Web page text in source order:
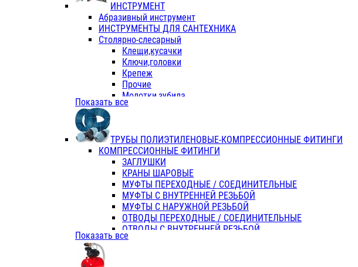
ИНСТРУМЕНТ
Абразивный инструмент
ИНСТРУМЕНТЫ ДЛЯ САНТЕХНИКА
Столярно-слесарный
Клещи,кусачки
Ключи,головки
Крепеж
Прочие
Молотки,зубила
Пассатижи,тонкогубцы,утконосы
Отвертки
Хоз. инвентарь
ЭЛ. ИНСТРУМЕНТ OASIS
Показать все
ТРУБЫ ПОЛИЭТИЛЕНОВЫЕ-КОМПРЕССИОННЫЕ ФИТИНГИ
КОМПРЕССИОННЫЕ ФИТИНГИ
ЗАГЛУШКИ
КРАНЫ ШАРОВЫЕ
МУФТЫ ПЕРЕХОДНЫЕ / СОЕДИНИТЕЛЬНЫЕ
МУФТЫ С ВНУТРЕННЕЙ РЕЗЬБОЙ
МУФТЫ С НАРУЖНОЙ РЕЗЬБОЙ
ОТВОДЫ ПЕРЕХОДНЫЕ / СОЕДИНИТЕЛЬНЫЕ
ОТВОДЫ С ВНУТРЕННЕЙ РЕЗЬБОЙ
ОТВОДЫ С НАРУЖНОЙ РЕЗЬБОЙ
Показать все